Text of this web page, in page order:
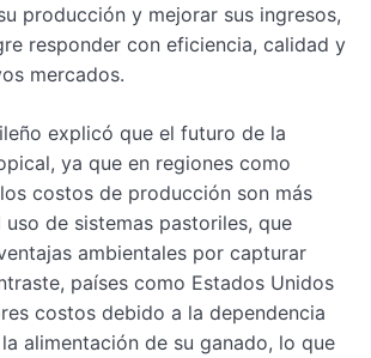
producción y mejorar sus ingresos,
responder con eficiencia, calidad y
mercados.
explicó que el futuro de la
ya que en regiones como
costos de producción son más
de sistemas pastoriles, que
ambientales por capturar
países como Estados Unidos
costos debido a la dependencia
alimentación de su ganado, lo que